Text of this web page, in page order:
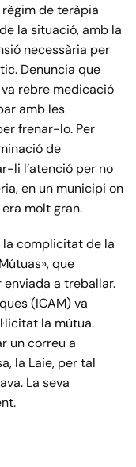
de teràpia
la situació, amb la
necessària per
Denuncia que
rebre medicació
amb les
frenar-lo. Per
de
li l’atenció per no
en un municipi on
molt gran.
complicitat de la
que
enviada a treballar.
(ICAM) va
la mútua.
un correu a
la Laie, per tal
La seva